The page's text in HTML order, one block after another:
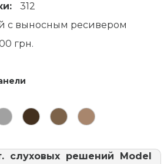
312
с выносным ресивером
грн.
слуховых решений Model